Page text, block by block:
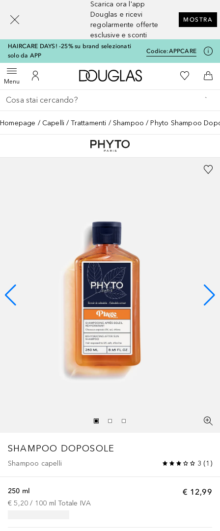
Scarica ora l'app
Douglas e ricevi
regolarmente offerte
esclusive e sconti
MOSTRA
HAIRCARE DAYS! -25% su brand selezionati
solo da APP
Codice:APPCARE
MenuApri menuAl Mio Account
A Douglas HomeAlla Mia
Al
Torna indietro
Esegui ricerca
Homepage Capelli Trattamenti Shampoo Phyto Shampoo
SHAMPOO DOPOSOLE
Shampoo capelli 3 (1 )
€ 12,99
250 ml
€ 5,20 / 100 ml Totale IVA
[navigation.slideout.screenreader]